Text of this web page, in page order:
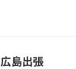
広島出張